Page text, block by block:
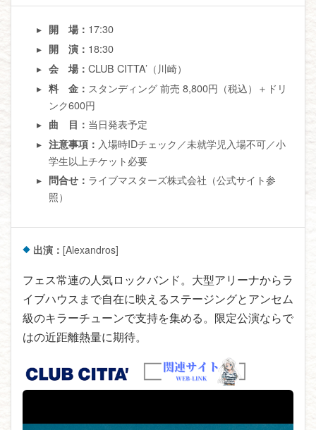
開 場： 17:30
開 演： 18:30
会 場：CLUB CITTA’（川崎）
料 金： スタンディング 前売 8,800円（税込）＋ドリ
ンク600円
曲 目： 当日発表予定
注意事項： 入場時IDチェック／未就学児入場不可／小
学生以上チケット必要
問合せ： ライブマスターズ株式会社（公式サイト参
照）
出演： [Alexandros]
フェス常連の人気ロックバンド。大型アリーナからラ
イブハウスまで自在に映えるステージングとアンセム
級のキラーチューンで支持を集める。限定公演ならで
はの近距離熱量に期待。